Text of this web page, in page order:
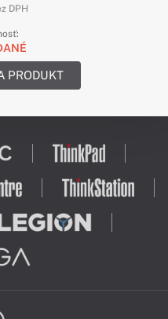
DPH
PRODUKT